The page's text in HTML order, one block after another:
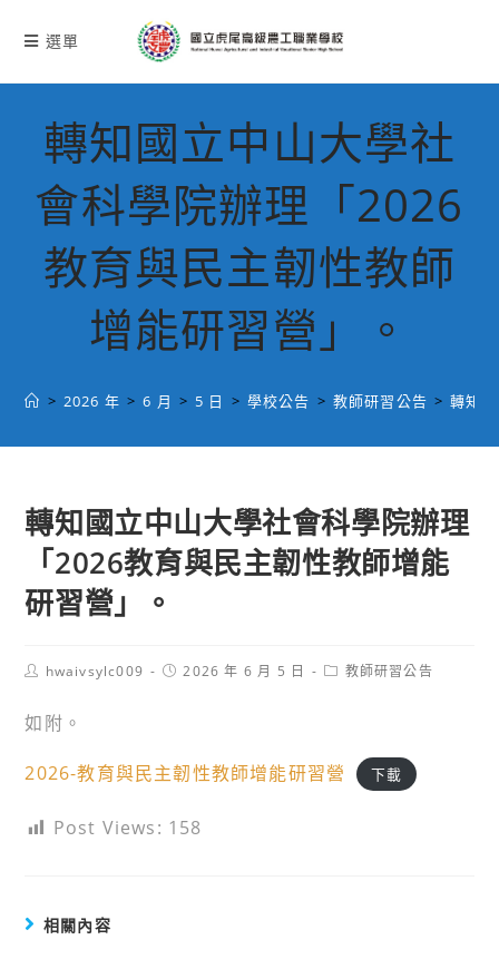
選單
轉知國立中山大學社
會科學院辦理「2026
教育與民主韌性教師
增能研習營」。
> 2026 年 > 6 月 > 5 日 > 學校公告 > 教師研習公告 > 轉知
轉知國立中山大學社會科學院辦理
「2026教育與民主韌性教師增能
研習營」。
Posthwaivsylc009
Post2026 年 6 月 5 日
Post教師研習公告
如附。
2026-教育與民主韌性教師增能研習營 下載
Post Views: 158
相關內容